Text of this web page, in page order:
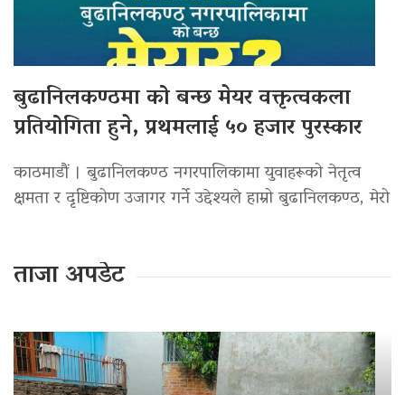
बुढानिलकण्ठमा को बन्छ मेयर वक्तृत्वकला
प्रतियोगिता हुने, प्रथमलाई ५० हजार पुरस्कार
काठमाडौं । बुढानिलकण्ठ नगरपालिकामा युवाहरूको नेतृत्व
क्षमता र दृष्टिकोण उजागर गर्ने उद्देश्यले हाम्रो बुढानिलकण्ठ, मेरो
ताजा अपडेट